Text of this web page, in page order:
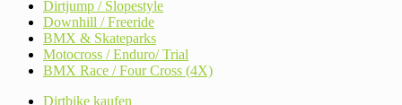
Dirtjump / Slopestyle
Downhill / Freeride
BMX & Skateparks
Motocross / Enduro/ Trial
BMX Race / Four Cross (4X)
Dirtbike kaufen